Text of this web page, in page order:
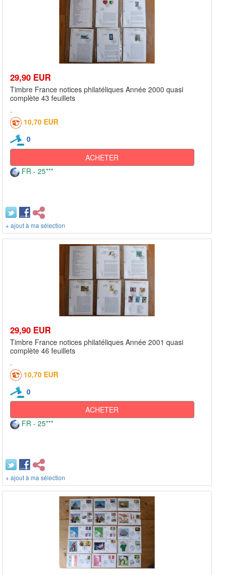
29,90 EUR
Timbre France notices philatéliques Année 2000 quasi
complète 43 feuillets
10,70 EUR
0
ACHETER
FR - 25***
+ ajout à ma sélection
29,90 EUR
Timbre France notices philatéliques Année 2001 quasi
complète 46 feuillets
10,70 EUR
0
ACHETER
FR - 25***
+ ajout à ma sélection